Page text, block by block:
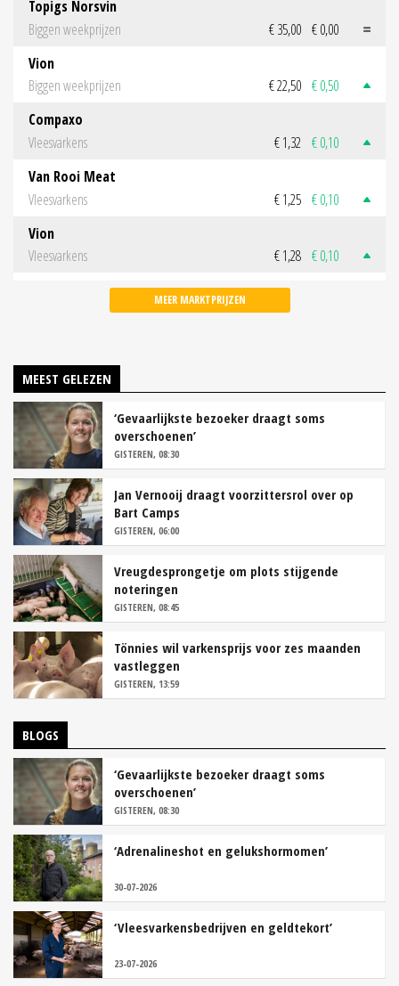
Topigs Norsvin
Biggen weekprijzen
€ 35,00 € 0,00
Vion
Biggen weekprijzen
€ 22,50 € 0,50
Compaxo
Vleesvarkens
€ 1,32 € 0,10
Van Rooi Meat
Vleesvarkens
€ 1,25 € 0,10
Vion
Vleesvarkens
€ 1,28 € 0,10
MEER MARKTPRIJZEN
MEEST GELEZEN
‘Gevaarlijkste bezoeker draagt soms
overschoenen’
GISTEREN, 08:30
Jan Vernooij draagt voorzittersrol over op
Bart Camps
GISTEREN, 06:00
Vreugdesprongetje om plots stijgende
noteringen
GISTEREN, 08:45
Tönnies wil varkensprijs voor zes maanden
vastleggen
GISTEREN, 13:59
BLOGS
‘Gevaarlijkste bezoeker draagt soms
overschoenen’
GISTEREN, 08:30
‘Adrenalineshot en gelukshormomen’
30-07-2026
‘Vleesvarkensbedrijven en geldtekort’
23-07-2026